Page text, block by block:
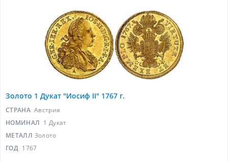
Золото 1 Дукат "Иосиф II" 1767 г.
СТРАНА Австрия
НОМИНАЛ 1 Дукат
МЕТАЛЛ Золото
ГОД 1767